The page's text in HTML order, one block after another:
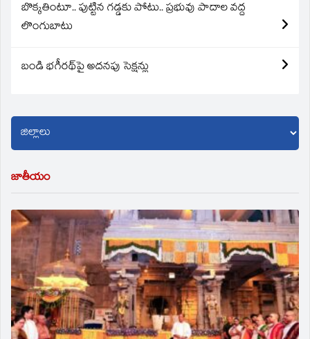
బొక్కతింటూ.. పుట్టిన గడ్డకు పోటు.. ప్రభువు పాదాల వద్ద
లొంగుబాటు
బండి భగీరథ్‌పై అదనపు సెక్షన్లు
జాతీయం